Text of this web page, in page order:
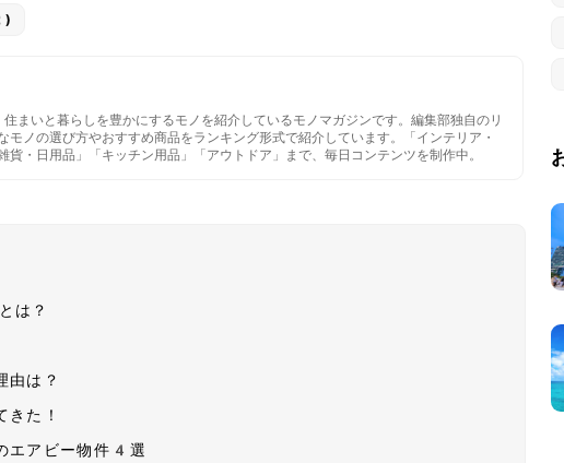
まいと暮らしを豊かにするモノを紹介しているモノマガジンです。編集部独自のリ
モノの選び方やおすすめ商品をランキング形式で紹介しています。「インテリア・
貨・日用品」「キッチン用品」「アウトドア」まで、毎日コンテンツを制作中。
は？
由は？
きた！
エアビー物件4選